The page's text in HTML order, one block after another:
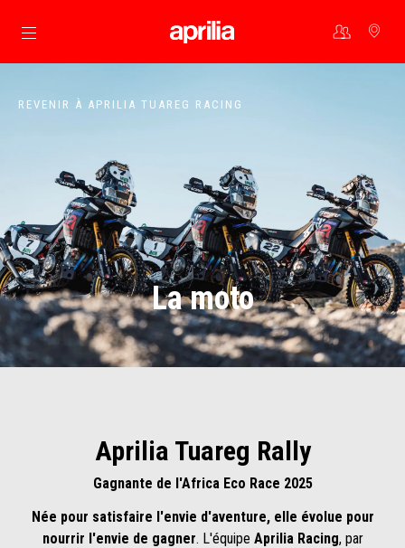
Aller au contenu principal
REVENIR À APRILIA TUAREG RACING
La moto
Aprilia Tuareg Rally
Gagnante de l'Africa Eco Race 2025
Née pour satisfaire l'envie d'aventure, elle évolue pour
nourrir l'envie de gagner. L'équipe Aprilia Racing, par